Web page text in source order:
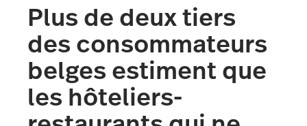
Plus de deux tiers
des consommateurs
belges estiment que
les hôteliers-